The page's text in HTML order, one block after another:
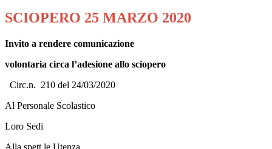
SCIOPERO 25 MARZO 2020
Invito a rendere comunicazione
volontaria circa l’adesione allo sciopero
Circ.n. 210 del 24/03/2020
Al Personale Scolastico
Loro Sedi